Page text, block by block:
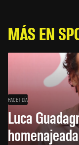
MÁS EN
HACE 1 DÍA
Luca